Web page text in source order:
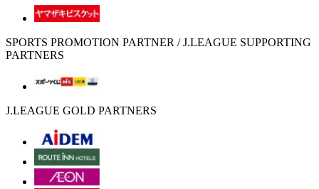
SPORTS PROMOTION PARTNER / J.LEAGUE SUPPORTING
PARTNERS
J.LEAGUE GOLD PARTNERS